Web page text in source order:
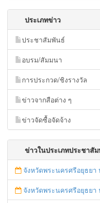
ประเภทข่าว
ประชาสัมพันธ์
อบรม/สัมมนา
การประกวด/ชิงรางวัล
ข่าวจากสือต่าง ๆ
ข่าวจัดซื้อจัดจ้าง
ข่าวในประเภทประชาสั
จังหวัดพระนครศรีอยุธยา บูรณาการหน่วยงานที่เกี่ยวข้อง ลงพื้นที่จัดระเบียบและดำเนินมาตรการตามบทลงโทษสูงสุดกับผู้ปร
จังหวัดพระนครศรีอยุธยา ปล่อยแถวตำรวจ ทหาร ฝ่ายปกครอง กว่า 100 นาย ตรวจเข้มท่ารถสา